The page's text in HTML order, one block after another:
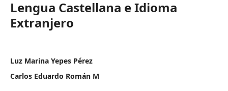
Lengua Castellana e Idioma
Extranjero
Luz Marina Yepes Pérez
Carlos Eduardo Román M